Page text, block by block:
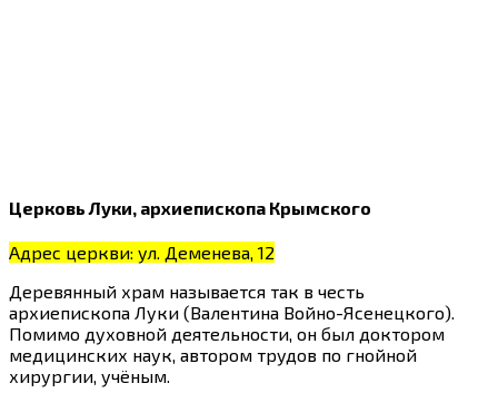
Церковь Луки, архиепископа Крымского
Адрес церкви: ул. Деменева, 12
Деревянный храм называется так в честь
архиепископа Луки (Валентина Войно-Ясенецкого).
Помимо духовной деятельности, он был доктором
медицинских наук, автором трудов по гнойной
хирургии, учёным.